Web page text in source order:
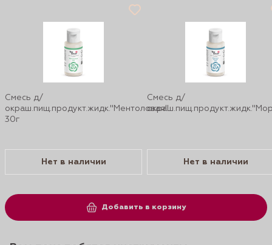
Смесь д/
окраш.пищ.продукт.жидк."Ментоловая"
30г
Нет в наличии
Смесь д/
Нет в наличии
Добавить в корзину